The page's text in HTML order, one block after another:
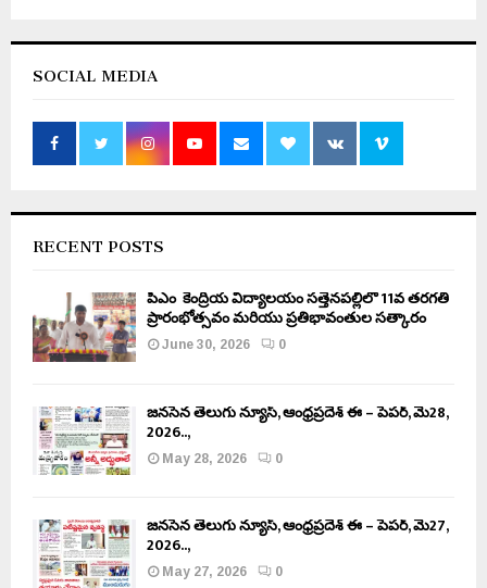
SOCIAL MEDIA
RECENT POSTS
పీఎం కేంద్రీయ విద్యాలయం సత్తెనపల్లిలో 11వ తరగతి
ప్రారంభోత్సవం మరియు ప్రతిభావంతుల సత్కారం
June 30, 2026
0
జనసేన తెలుగు న్యూస్, ఆంధ్రప్రదేశ్ ఈ – పేపర్, మే28,
2026..,
May 28, 2026
0
జనసేన తెలుగు న్యూస్, ఆంధ్రప్రదేశ్ ఈ – పేపర్, మే27,
2026..,
May 27, 2026
0